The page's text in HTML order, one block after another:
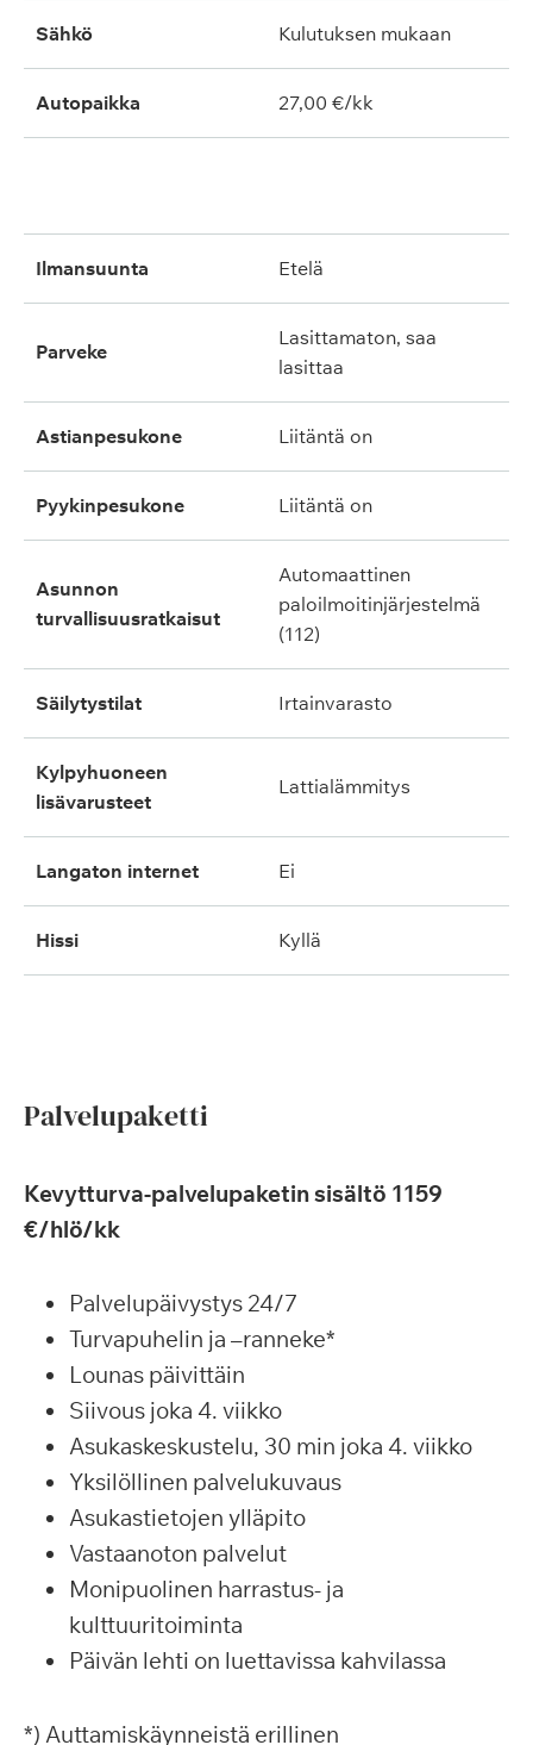
Sähkö Kulutuksen mukaan
Autopaikka 27,00 €/kk
ilmansuunta etelä
parveke
lasittamaton, saa
lasittaa
astianpesukone liitäntä on
pyykinpesukone liitäntä on
asunnon
turvallisuusratkaisut
automaattinen
paloilmoitinjärjestelmä
(112)
säilytystilat irtainvarasto
kylpyhuoneen
lisävarusteet
lattialämmitys
langaton internet ei
hissi kyllä
Palvelupaketti
Kevytturva-palvelupaketin sisältö 1159
€/hlö/kk
Palvelupäivystys 24/7
Turvapuhelin ja –ranneke*
Lounas päivittäin
Siivous joka 4. viikko
Asukaskeskustelu, 30 min joka 4. viikko
Yksilöllinen palvelukuvaus
Asukastietojen ylläpito
Vastaanoton palvelut
Monipuolinen harrastus- ja
kulttuuritoiminta
Päivän lehti on luettavissa kahvilassa
*) Auttamiskäynneistä erillinen